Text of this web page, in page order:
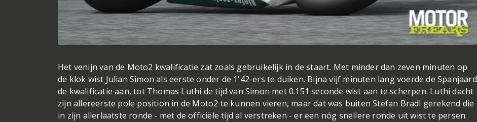
Het venijn van de Moto2 kwalificatie zat zoals gebruikelijk in de staart. Met minder dan zeven minuten op
de klok wist Julian Simon als eerste onder de 1'42-ers te duiken. Bijna vijf minuten lang voerde de Spanjaard
de kwalificatie aan, tot Thomas Luthi de tijd van Simon met 0.151 seconde wist aan te scherpen. Luthi dacht
zijn allereerste pole position in de Moto2 te kunnen vieren, maar dat was buiten Stefan Bradl gerekend die
in zijn allerlaatste ronde - met de officiële tijd al verstreken - er een nóg snellere ronde uit wist te persen.